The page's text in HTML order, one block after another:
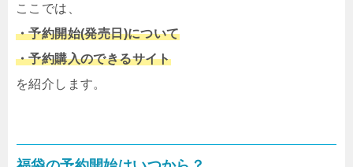
ここでは、
・予約開始(発売日)について
・予約購入のできるサイト
を紹介します。